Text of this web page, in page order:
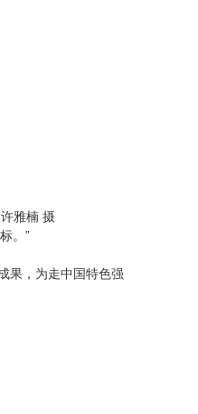
雅楠 摄
。”
果，为走中国特色强